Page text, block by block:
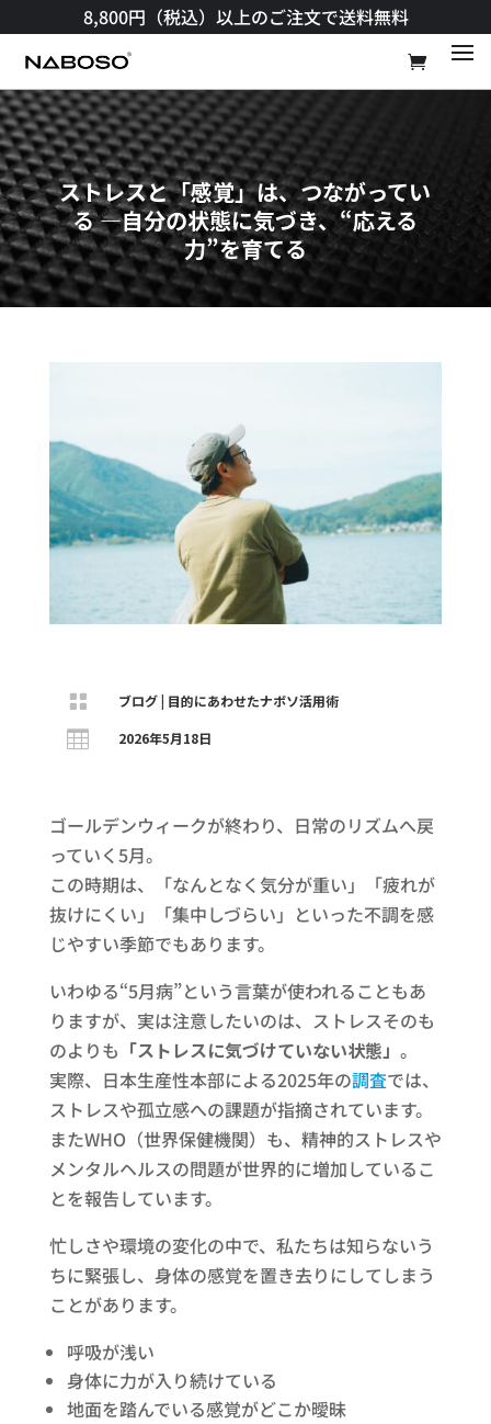
8,800円（税込）以上のご注文で送料無料​
ストレスと「感覚」は、つながってい
る ―自分の状態に気づき、“応える
力”を育てる
 ブログ| 目的にあわせたナボソ活用術
 2026年5月18日
ゴールデンウィークが終わり、日常のリズムへ戻
っていく5月。
この時期は、「なんとなく気分が重い」「疲れが
抜けにくい」「集中しづらい」といった不調を感
じやすい季節でもあります。
いわゆる“5月病”という言葉が使われることもあ
りますが、実は注意したいのは、ストレスそのも
のよりも 「ストレスに気づけていない状態」 。
実際、日本生産性本部による2025年の調査では、
ストレスや孤立感への課題が指摘されています。
またWHO（世界保健機関）も、精神的ストレスや
メンタルヘルスの問題が世界的に増加しているこ
とを報告しています。
忙しさや環境の変化の中で、私たちは知らないう
ちに緊張し、身体の感覚を置き去りにしてしまう
ことがあります。
呼吸が浅い
身体に力が入り続けている
地面を踏んでいる感覚がどこか曖昧